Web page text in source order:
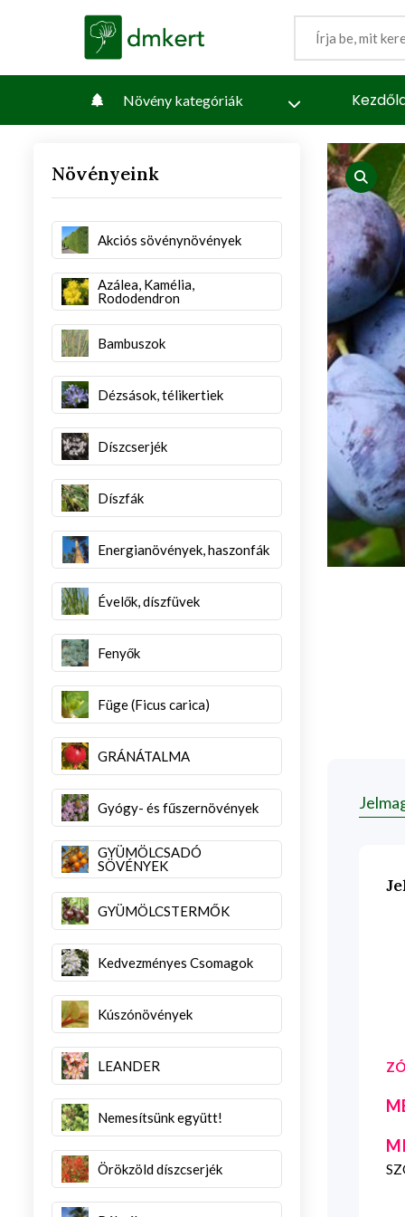
Növény kategóriák
Növényeink
Akciós sövénynövények
Azálea, Kamélia,
Rododendron
Bambuszok
Dézsások, télikertiek
Díszcserjék
Díszfák
Energianövények, haszonfák
Évelők, díszfüvek
Fenyők
Füge (Ficus carica)
GRÁNÁTALMA
Gyógy- és fűszernövények
GYÜMÖLCSADÓ
SÖVÉNYEK
GYÜMÖLCSTERMŐK
Kedvezményes Csomagok
Kúszónövények
LEANDER
Nemesítsünk együtt!
Örökzöld díszcserjék